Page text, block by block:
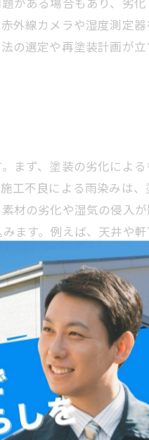
外線カメラや湿度測定
の選定や再塗装計画が
まず、塗装の劣化によ
工不良による雨染みは
の劣化や湿気の侵入
ます。例えば、天井や
な外壁の美観と耐久性
塗装材の劣化による場
や密着不良が雨染み
につながることもあり
になることで、必要な